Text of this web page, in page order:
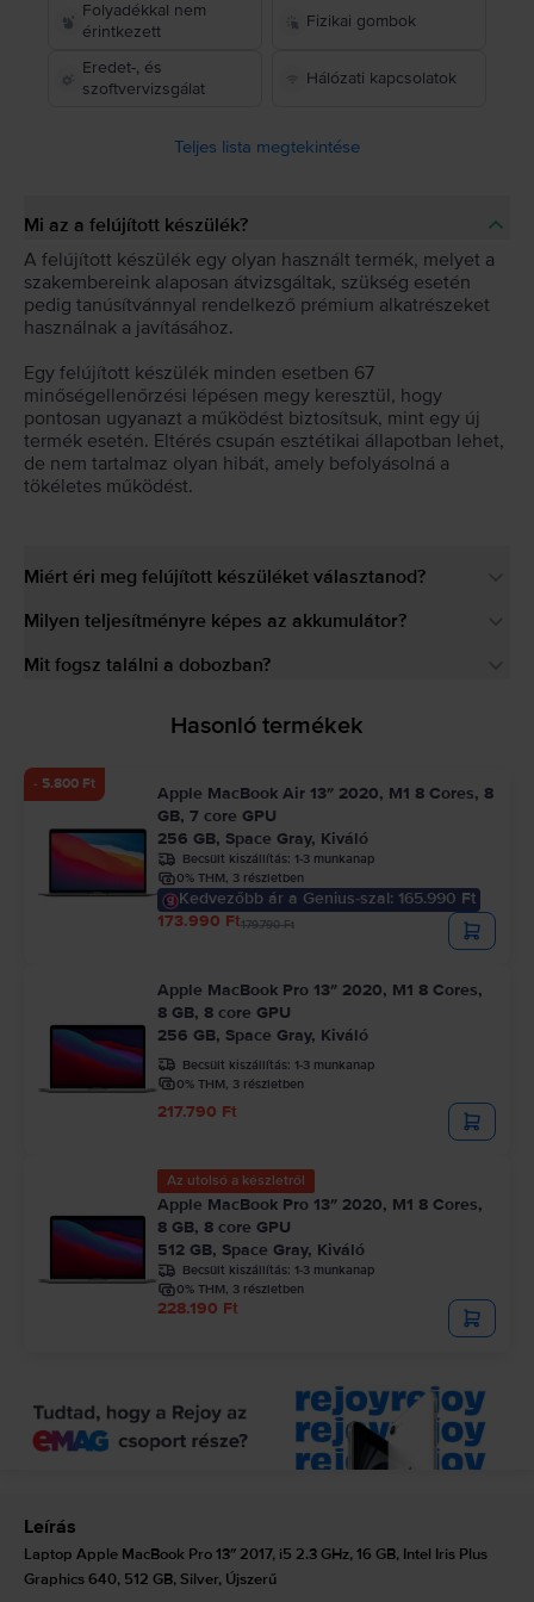
Folyadékkal nem
érintkezett
Fizikai gombok
Eredet-, és
szoftvervizsgálat
Hálózati kapcsolatok
Teljes lista megtekintése
Mi az a felújított készülék?
A felújított készülék egy olyan használt termék, melyet a
szakembereink alaposan átvizsgáltak, szükség esetén
pedig tanúsítvánnyal rendelkező prémium alkatrészeket
használnak a javításához.
Egy felújított készülék minden esetben 67
minőségellenőrzési lépésen megy keresztül, hogy
pontosan ugyanazt a működést biztosítsuk, mint egy új
termék esetén. Eltérés csupán esztétikai állapotban lehet,
de nem tartalmaz olyan hibát, amely befolyásolná a
tökéletes működést.
Miért éri meg felújított készüléket választanod?
Milyen teljesítményre képes az akkumulátor?
Mit fogsz találni a dobozban?
Hasonló termékek
- 5.800 Ft
Apple MacBook Air 13″ 2020, M1 8 Cores, 8
GB, 7 core GPU
256 GB, Space Gray, Kiváló
Becsült kiszállítás: 1-3 munkanap
0% THM, 3 részletben
Kedvezőbb ár a Genius-szal: 165.990 Ft
173.990 Ft179.790 Ft
Apple MacBook Pro 13″ 2020, M1 8 Cores,
8 GB, 8 core GPU
256 GB, Space Gray, Kiváló
Becsült kiszállítás: 1-3 munkanap
0% THM, 3 részletben
217.790 Ft
Az utolsó a készletről
Apple MacBook Pro 13″ 2020, M1 8 Cores,
8 GB, 8 core GPU
512 GB, Space Gray, Kiváló
Becsült kiszállítás: 1-3 munkanap
0% THM, 3 részletben
228.190 Ft
Leírás
Laptop Apple MacBook Pro 13″ 2017, i5 2.3 GHz, 16 GB, Intel Iris Plus
Graphics 640, 512 GB, Silver, Újszerű